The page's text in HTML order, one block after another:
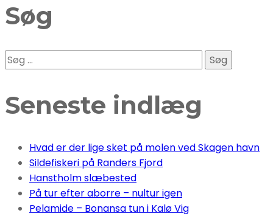
Søg
Søg
efter:
Seneste indlæg
Hvad er der lige sket på molen ved Skagen havn
Sildefiskeri på Randers Fjord
Hanstholm slæbested
På tur efter aborre – nultur igen
Pelamide – Bonansa tun i Kalø Vig